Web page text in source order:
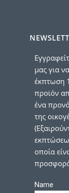
μας για
έκπτωση
προϊόν
ένα
της
οποία
Name